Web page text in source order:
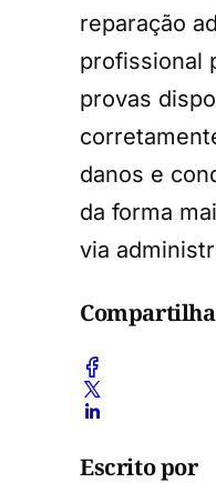
reparação
profissional
provas
danos e
da forma
via
Escrito por